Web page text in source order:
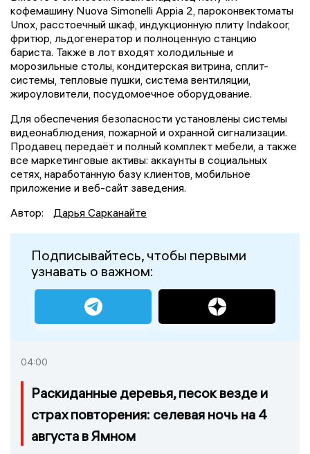
кофемашину Nuova Simonelli Appia 2, пароконвектоматы
Unox, расстоечный шкаф, индукционную плиту Indakoor,
фритюр, льдогенератор и полноценную станцию
бариста. Также в лот входят холодильные и
морозильные столы, кондитерская витрина, сплит-
системы, тепловые пушки, система вентиляции,
жироуловители, посудомоечное оборудование.
Для обеспечения безопасности установлены системы
видеонаблюдения, пожарной и охранной сигнализации.
Продавец передаёт и полный комплект мебели, а также
все маркетинговые активы: аккаунты в социальных
сетях, наработанную базу клиентов, мобильное
приложение и веб-сайт заведения.
Автор:
Дарья Сарканайте
Подписывайтесь, чтобы первыми
узнавать о важном:
04:00
Раскиданные деревья, песок везде и
страх повторения: селевая ночь на 4
августа в Ямном